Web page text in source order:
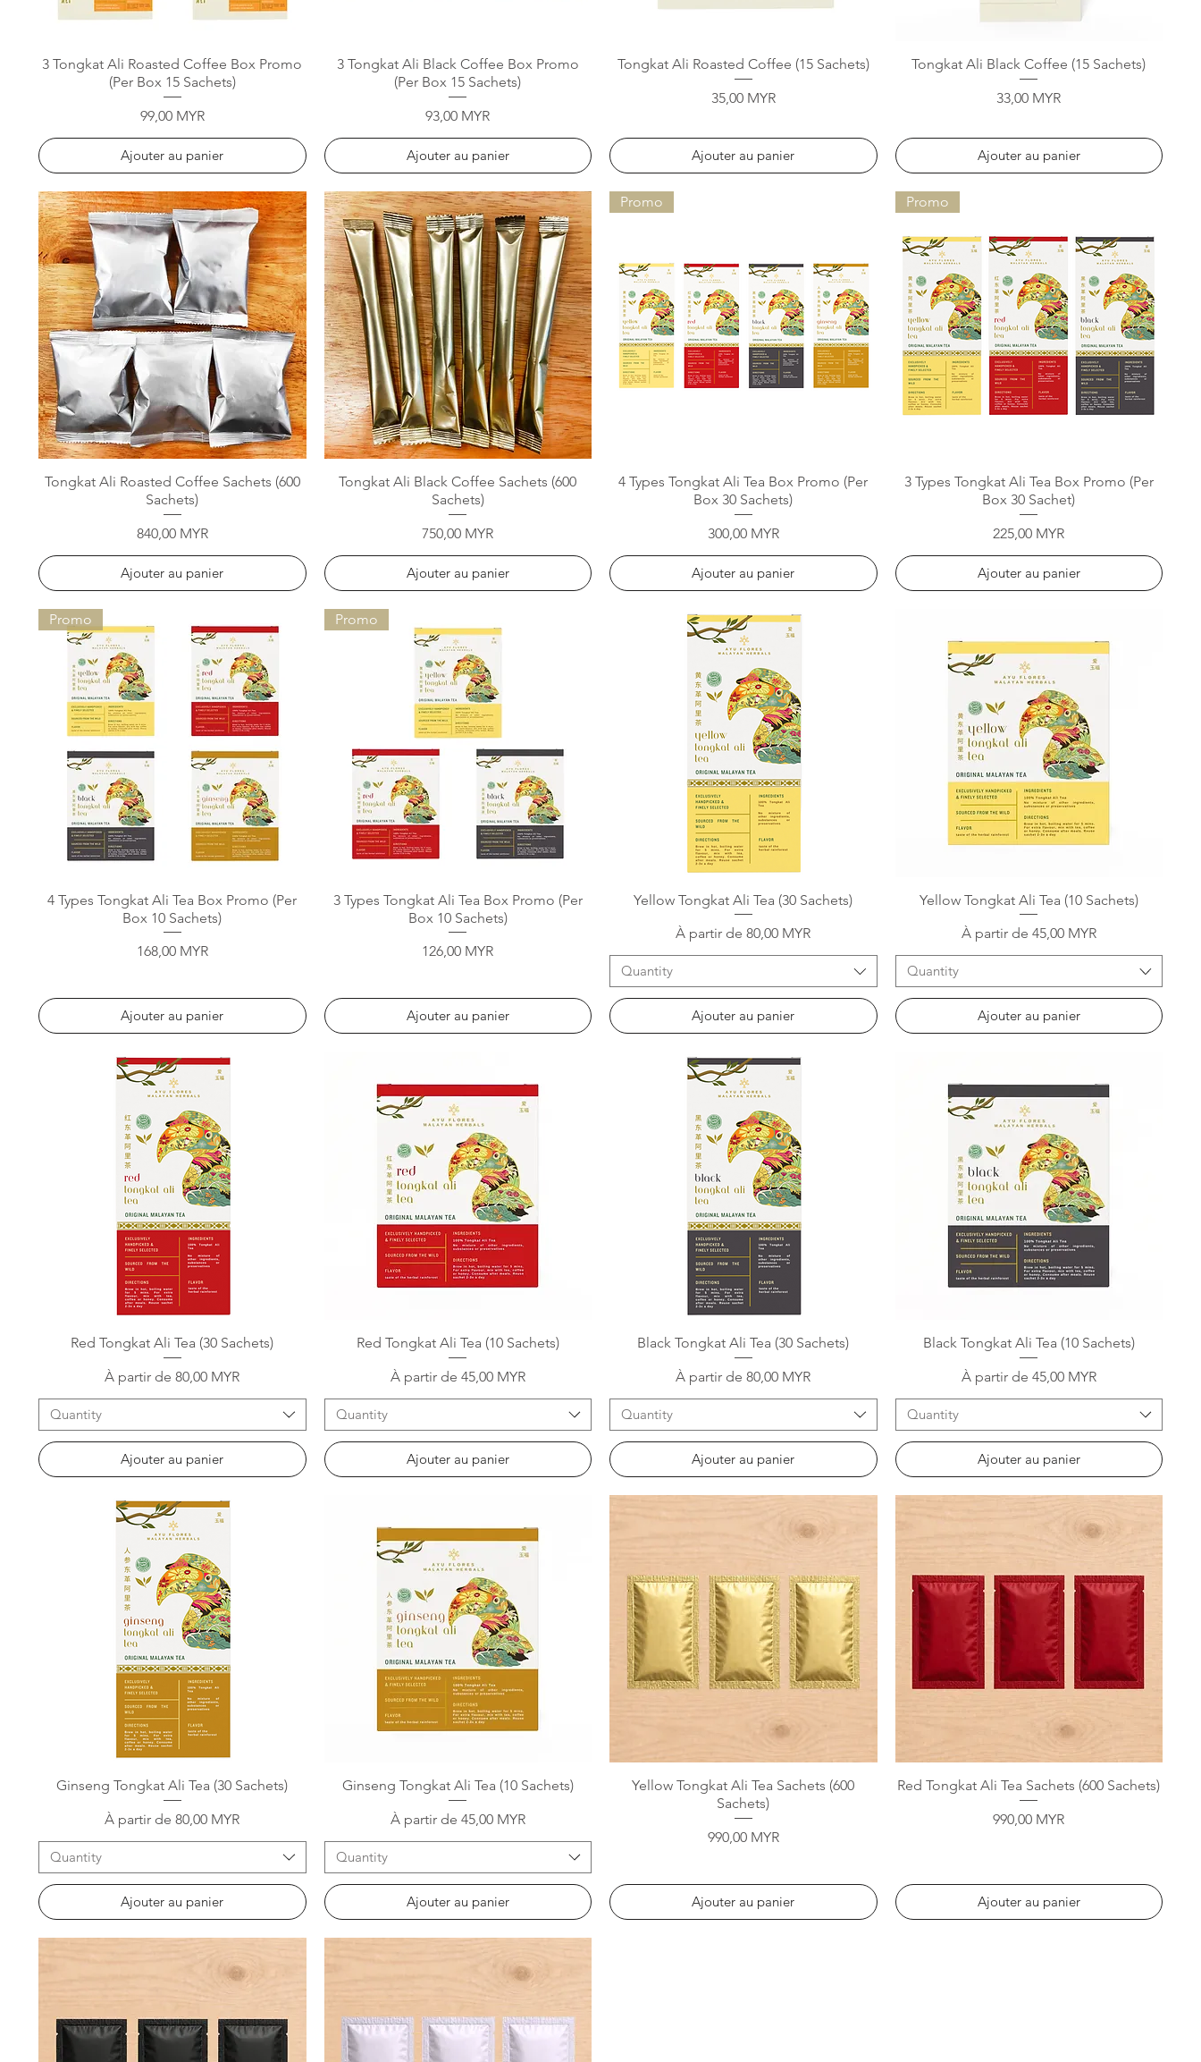
Aperçu rapide
3 Tongkat Ali Roasted Coffee Box Promo
(Per Box 15 Sachets)
Prix
99,00 MYR
Ajouter au panier
Aperçu rapide
3 Tongkat Ali Black Coffee Box Promo
(Per Box 15 Sachets)
Prix
93,00 MYR
Ajouter au panier
Aperçu rapide
Tongkat Ali Roasted Coffee (15 Sachets)
Prix
35,00 MYR
Ajouter au panier
Aperçu rapide
Tongkat Ali Black Coffee (15 Sachets)
Prix
33,00 MYR
Ajouter au panier
Aperçu rapide
Tongkat Ali Roasted Coffee Sachets (600
Sachets)
Prix
840,00 MYR
Ajouter au panier
Aperçu rapide
Tongkat Ali Black Coffee Sachets (600
Sachets)
Prix
750,00 MYR
Ajouter au panier
Aperçu rapide
Promo
4 Types Tongkat Ali Tea Box Promo (Per
Box 30 Sachets)
Prix
300,00 MYR
Ajouter au panier
Aperçu rapide
Promo
3 Types Tongkat Ali Tea Box Promo (Per
Box 30 Sachet)
Prix
225,00 MYR
Ajouter au panier
Aperçu rapide
Promo
4 Types Tongkat Ali Tea Box Promo (Per
Box 10 Sachets)
Prix
168,00 MYR
Ajouter au panier
Aperçu rapide
Promo
3 Types Tongkat Ali Tea Box Promo (Per
Box 10 Sachets)
Prix
126,00 MYR
Ajouter au panier
Aperçu rapide
Yellow Tongkat Ali Tea (30 Sachets)
À partir de80,00 MYR
Prix promotionnel
Quantity
Ajouter au panier
Aperçu rapide
Yellow Tongkat Ali Tea (10 Sachets)
À partir de 45,00 MYR
Prix promotionnel
Quantity
Ajouter au panier
Aperçu rapide
Red Tongkat Ali Tea (30 Sachets)
À partir de80,00 MYR
Prix promotionnel
Quantity
Ajouter au panier
Aperçu rapide
Red Tongkat Ali Tea (10 Sachets)
À partir de 45,00 MYR
Prix promotionnel
Quantity
Ajouter au panier
Aperçu rapide
Black Tongkat Ali Tea (30 Sachets)
À partir de80,00 MYR
Prix promotionnel
Quantity
Ajouter au panier
Aperçu rapide
Black Tongkat Ali Tea (10 Sachets)
À partir de 45,00 MYR
Prix promotionnel
Quantity
Ajouter au panier
Aperçu rapide
Ginseng Tongkat Ali Tea (30 Sachets)
À partir de80,00 MYR
Prix promotionnel
Quantity
Ajouter au panier
Aperçu rapide
Ginseng Tongkat Ali Tea (10 Sachets)
À partir de 45,00 MYR
Prix promotionnel
Quantity
Ajouter au panier
Aperçu rapide
Yellow Tongkat Ali Tea Sachets (600
Sachets)
Prix
990,00 MYR
Ajouter au panier
Aperçu rapide
Red Tongkat Ali Tea Sachets (600 Sachets)
Prix
990,00 MYR
Ajouter au panier